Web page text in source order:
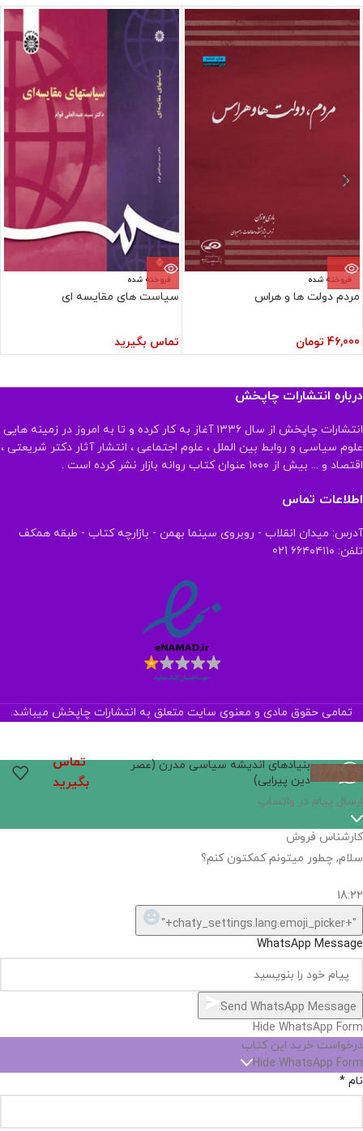
فروخته شده
مردم دولت ها و هراس
46,000 تومان
فروخته شده
سیاست های مقایسه ای
تماس بگیرید
درباره انتشارات چاپخش
انتشارات چاپخش از سال ۱۳۳۶ آغاز به کار کرده و تا به امروز در زمینه هایی
علوم سیاسی و روابط بین الملل ، علوم اجتماعی ، انتشار آثار دکتر شریعتی ،
اقتصاد و ... بیش از ۱۰۰۰ عنوان کتاب روانه بازار نشر کرده است .
اطلاعات تماس
آدرس: میدان انقلاب - روبروی سینما بهمن - بازارچه کتاب - طبقه همکف
تلفن: ۶۶۴۰۴۱۱۰ 021
تمامی حقوق مادی و معنوی سایت متعلق به انتشارات چاپخش میباشد.
بنیادهای اندیشه سیاسی مدرن (عصر
دین پیرایی)
تماس
بگیرید
اگر
نیست,
شاید
بتونیم
تهیه
Open
chaty
Hide
chaty
ارسال پیام در واتساپ
کارشناس فروش
سلام, چطور میتونم کمکتون کنم؟